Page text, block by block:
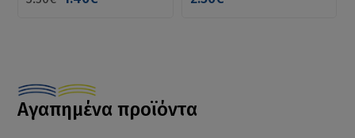
Αγαπημένα προϊόντα